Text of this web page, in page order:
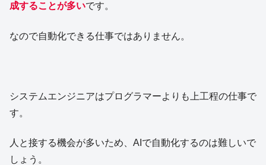
成することが多いです。
なので自動化できる仕事ではありません。
システムエンジニアはプログラマーよりも上工程の仕事で
す。
人と接する機会が多いため、AIで自動化するのは難しいで
しょう。